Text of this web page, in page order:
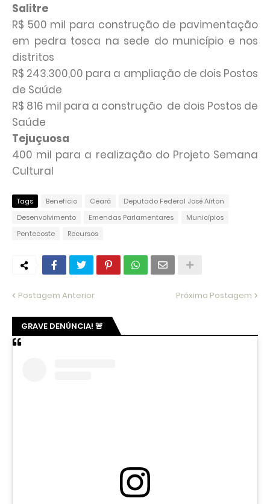
Salitre
R$ 500 mil para construção de pavimentação
em pedra tosca na sede do município e nos
distritos
R$ 243.300,00 para a ampliação de dois Postos
de Saúde
R$ 816 mil para a construção de dois Postos de
Saúde
Tejuçuosa
400 mil para a realização do Projeto Semana
Cultural
Tags Benefício Ceará
Deputado Federal José Aírton
Desenvolvimento
Emendas Parlamentares
Municípios
Pentecoste
Recursos
Postagem Anterior Próxima Postagem
GRAVE DENÚNCIA! 🚨